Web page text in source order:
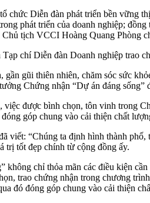
chức Diễn đàn phát triển bền vững
phát triển của doanh nghiệp;
tịch VCCI Hoàng Quang Phòng
chí Diễn đàn Doanh nghiệp trao
gũi thiên nhiên, chăm sóc sức
Chứng nhận “Dự án đáng
được bình chọn, tôn vinh trong
góp chung vào cải thiện chất
viết: “Chúng ta định hình thành
trị tốt đẹp chính từ cộng đồng ấy.
chỉ thỏa mãn các điều kiện
trao chứng nhận trong chương
đó đóng góp chung vào cải thiện